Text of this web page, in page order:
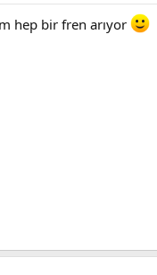
hep bir fren arıyor